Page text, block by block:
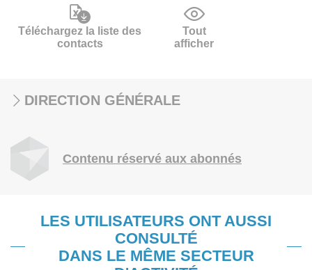
Téléchargez la liste des
contacts
Tout
afficher
DIRECTION GÉNÉRALE
Contenu réservé aux abonnés
LES UTILISATEURS ONT AUSSI
CONSULTÉ
DANS LE MÊME SECTEUR